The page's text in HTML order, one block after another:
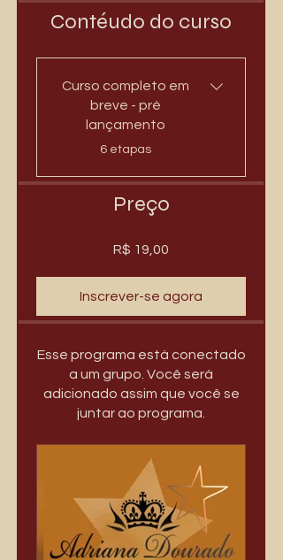
Contéudo do curso
Curso completo em
breve - pré
lançamento
.
6 etapas
Preço
R$ 19,00
Inscrever-se agora
Esse programa está conectado
a um grupo. Você será
adicionado assim que você se
juntar ao programa.